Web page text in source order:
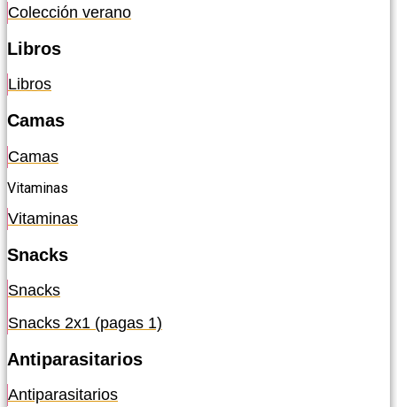
Colección verano
Libros
Libros
Camas
Camas
Vitaminas
Vitaminas
Snacks
Snacks
Snacks 2x1 (pagas 1)
Antiparasitarios
Antiparasitarios